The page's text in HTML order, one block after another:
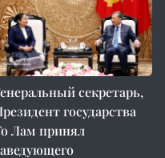
секретарь,
государства
Лам принял